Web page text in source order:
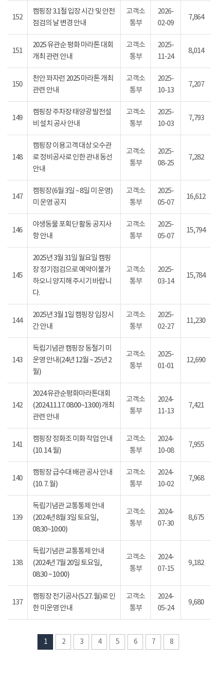
152
캠핑장 3.1절 입장 시간 및 안전
점검의 날 변경 안내
고객소
통부
2026-
02-09
7,864
151
2025 유관순 평화 마라톤 대회
개최 관련 안내
고객소
통부
2025-
11-24
8,014
150
천안 꽈자런 2025 마라톤 개최
관련 안내
고객소
통부
2025-
10-13
7,207
149
캠핑장 주차장 태양광 발전설
비 설치 공사 안내
고객소
통부
2025-
10-03
7,793
148
캠핑장 이용고객 대상 오수관
로 정비공사로 인한 관내 동선
안내
고객소
통부
2025-
08-25
7,282
147
캠핑장(6월 3일 ~ 8일 미 운영)
미 운영 공지
고객소
통부
2025-
05-07
16,612
146
야생동물 포획단 활동 공지사
항 안내
고객소
통부
2025-
05-07
15,794
145
2025년 3월 31일 월요일 캠핑
장 정기점검으로 예약이불가
하오니 양지해 주시기 바랍니
다.
고객소
통부
2025-
03-14
15,784
144
2025년 3월 1일 캠핑장 입장시
간 안내
고객소
통부
2025-
02-27
11,230
143
독립기념관 캠핑장 동절기 미
운영 안내(24년 12월 ~ 25년 2
월)
고객소
통부
2025-
01-01
12,690
142
2024 유관순평화마라톤대회
(2024.11.17. 08:00~13:00) 개최
관련 안내
고객소
통부
2024-
11-13
7,421
141
캠핑장 정화조 미화 작업 안내
(10. 14. 월)
고객소
통부
2024-
10-08
7,955
140
캠핑장 급수대 배관 공사 안내
(10. 7. 월)
고객소
통부
2024-
10-02
7,968
139
독립기념관 교통통제 안내
(2024년 8월 3일 토요일,
08:30~10:00)
고객소
통부
2024-
07-30
8,675
138
독립기념관 교통통제 안내
(2024년 7월 20일 토요일,
08:30 ~ 10:00)
고객소
통부
2024-
07-15
9,182
137
캠핑장 전기공사(5.27. 월)로 인
한 미운영 안내
고객소
통부
2024-
05-24
9,680
1 2 3 4 5 6 7 8